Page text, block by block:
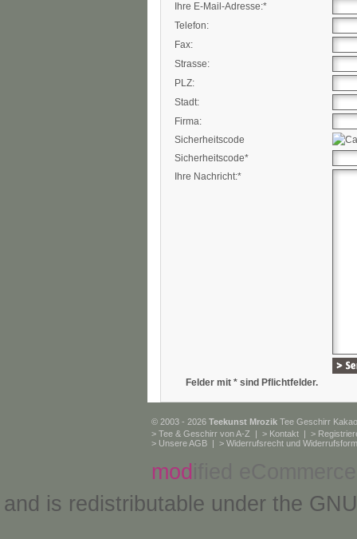
Ihre E-Mail-Adresse:*
Telefon:
Fax:
Strasse:
PLZ:
Stadt:
Firma:
Sicherheitscode
Sicherheitscode*
Ihre Nachricht:*
Felder mit * sind Pflichtfelder.
© 2003 - 2026 Teekunst Mrozik Tee Geschirr
> Tee & Geschirr von A-Z | > Kontakt | >
> Unsere AGB | > Widerrufsrecht und
mod
and is redistributable under the